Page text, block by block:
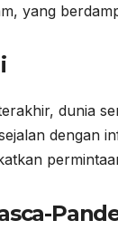
yang
dunia
dengan